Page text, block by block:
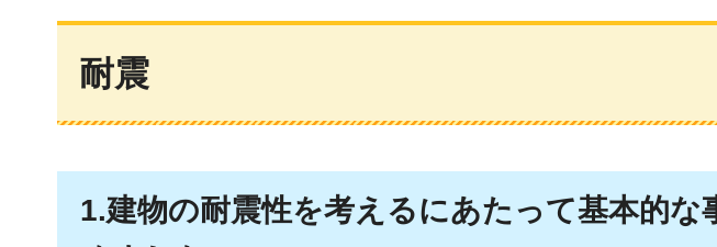
耐震
1.建物の耐震性を考えるにあたって基本的な